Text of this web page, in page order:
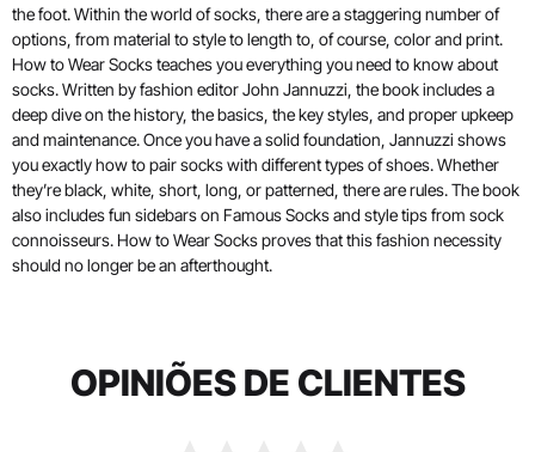
the foot. Within the world of socks, there are a staggering number of
options, from material to style to length to, of course, color and print.
How to Wear Socks teaches you everything you need to know about
socks. Written by fashion editor John Jannuzzi, the book includes a
deep dive on the history, the basics, the key styles, and proper upkeep
and maintenance. Once you have a solid foundation, Jannuzzi shows
you exactly how to pair socks with different types of shoes. Whether
they’re black, white, short, long, or patterned, there are rules. The book
also includes fun sidebars on Famous Socks and style tips from sock
connoisseurs. How to Wear Socks proves that this fashion necessity
should no longer be an afterthought.
OPINIÕES DE CLIENTES